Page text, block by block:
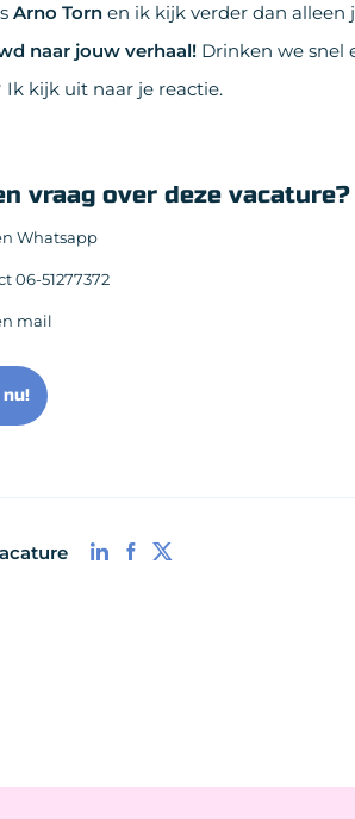
Arno Torn en ik kijk verder dan alleen
naar jouw verhaal! Drinken we snel
Ik kijk uit naar je reactie.
vraag over deze vacature?
Whatsapp
06-51277372
mail